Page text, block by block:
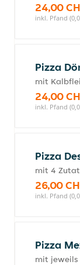
24,00
inkl. Pfand
Pizza
mit
24,00
inkl. Pfand
Pizza
mit 4
26,00
inkl. Pfand
Pizza
mit jeweils